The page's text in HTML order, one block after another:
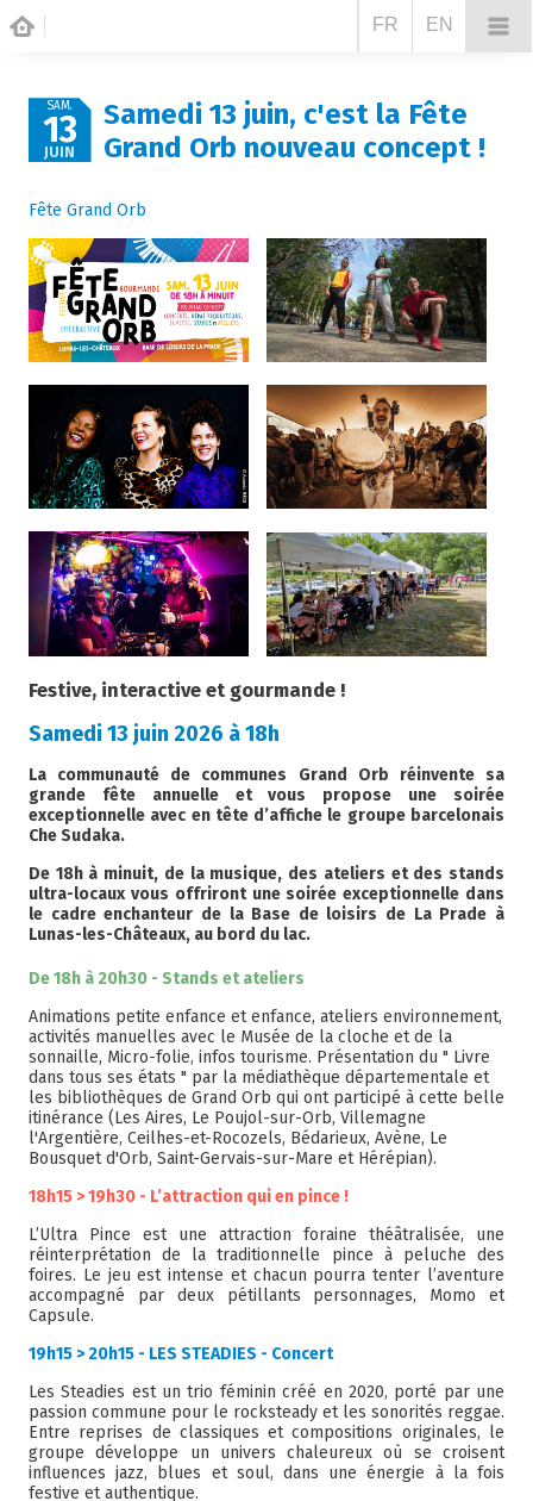
SAM.
13
JUIN
Samedi 13 juin, c'est la Fête
Grand Orb nouveau concept !
Fête Grand Orb
Festive, interactive et gourmande !
Samedi 13 juin 2026 à 18h
La communauté de communes Grand Orb réinvente sa
grande fête annuelle et vous propose une soirée
exceptionnelle avec en tête d’affiche le groupe barcelonais
Che Sudaka.
De 18h à minuit, de la musique, des ateliers et des stands
ultra-locaux vous offriront une soirée exceptionnelle dans
le cadre enchanteur de la Base de loisirs de La Prade à
Lunas-les-Châteaux, au bord du lac.
De 18h à 20h30 - Stands et ateliers
Animations petite enfance et enfance, ateliers environnement,
activités manuelles avec le Musée de la cloche et de la
sonnaille, Micro-folie, infos tourisme. Présentation du " Livre
dans tous ses états " par la médiathèque départementale et
les bibliothèques de Grand Orb qui ont participé à cette belle
itinérance (Les Aires, Le Poujol-sur-Orb, Villemagne
l'Argentière, Ceilhes-et-Rocozels, Bédarieux, Avène, Le
Bousquet d'Orb, Saint-Gervais-sur-Mare et Hérépian).
18h15 > 19h30 - L’attraction qui en pince !
L’Ultra Pince est une attraction foraine théâtralisée, une
réinterprétation de la traditionnelle pince à peluche des
foires. Le jeu est intense et chacun pourra tenter l’aventure
accompagné par deux pétillants personnages, Momo et
Capsule.
19h15 > 20h15 - LES STEADIES - Concert
Les Steadies est un trio féminin créé en 2020, porté par une
passion commune pour le rocksteady et les sonorités reggae.
Entre reprises de classiques et compositions originales, le
groupe développe un univers chaleureux où se croisent
influences jazz, blues et soul, dans une énergie à la fois
festive et authentique.
FR EN